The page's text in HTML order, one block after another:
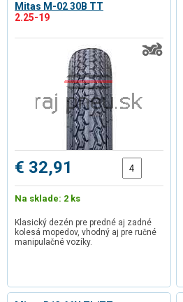
Mitas M-02 30B TT
2.25-19
€ 32,91
Na sklade: 2 ks
Klasický dezén pre predné aj zadné
kolesá mopedov, vhodný aj pre ručné
manipulačné vozíky.